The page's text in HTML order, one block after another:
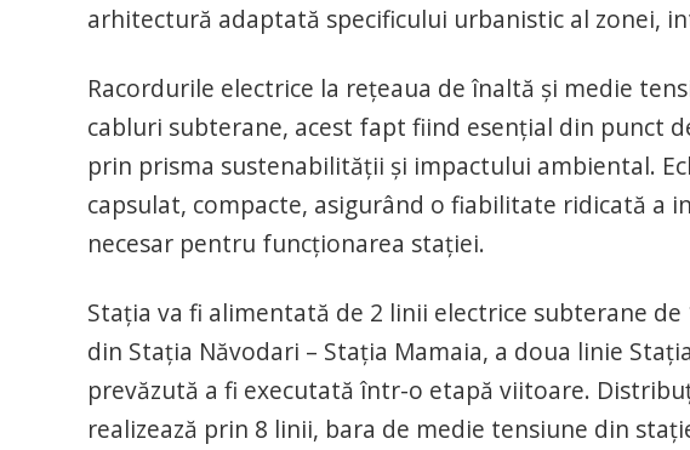
arhitectură adaptată specificului urbanistic al zonei,
Racordurile electrice la rețeaua de înaltă și medie
cabluri subterane, acest fapt fiind esențial din punct
prin prisma sustenabilității și impactului ambiental.
capsulat, compacte, asigurând o fiabilitate ridicată a
necesar pentru funcționarea stației.
Stația va fi alimentată de 2 linii electrice subterane
din Stația Năvodari – Stația Mamaia, a doua linie
prevăzută a fi executată într-o etapă viitoare.
realizează prin 8 linii, bara de medie tensiune din